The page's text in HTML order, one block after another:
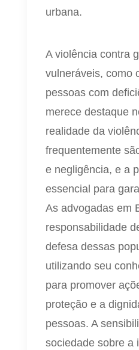
urbana.
A violência contra
vulneráveis, como
pessoas com
merece destaque
realidade da
frequentemente
e negligência, e a
essencial para
As advogadas em
responsabilidade
defesa dessas
utilizando seu
para promover
proteção e a
pessoas. A
sociedade sobre a